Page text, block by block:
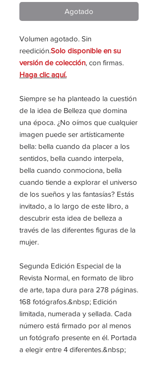
Agotado
Volumen agotado. Sin
reedición.Solo disponible en su
versión de colección, con firmas.
Haga clic aquí.
Siempre se ha planteado la cuestión
de la idea de Belleza que domina
una época. ¿No oímos que cualquier
imagen puede ser artísticamente
bella: bella cuando da placer a los
sentidos, bella cuando interpela,
bella cuando conmociona, bella
cuando tiende a explorar el universo
de los sueños y las fantasías? Estás
invitado, a lo largo de este libro, a
descubrir esta idea de belleza a
través de las diferentes figuras de la
mujer.
Segunda Edición Especial de la
Revista Normal, en formato de libro
de arte, tapa dura para 278 páginas.
168 fotógrafos.&nbsp; Edición
limitada, numerada y sellada. Cada
número está firmado por al menos
un fotógrafo presente en él. Portada
a elegir entre 4 diferentes.&nbsp;